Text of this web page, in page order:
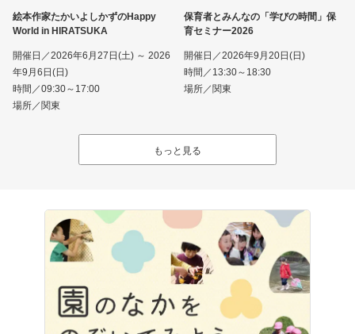
絵本作家たかいよしかずのHappy
World in HIRATSUKA
開催日／2026年6月27日(土) ～ 2026
年9月6日(日)
時間／09:30～17:00
場所／関東
保育者とみんなの「学びの時間」保
育セミナー2026
開催日／2026年9月20日(日)
時間／13:30～18:30
場所／関東
もっと見る